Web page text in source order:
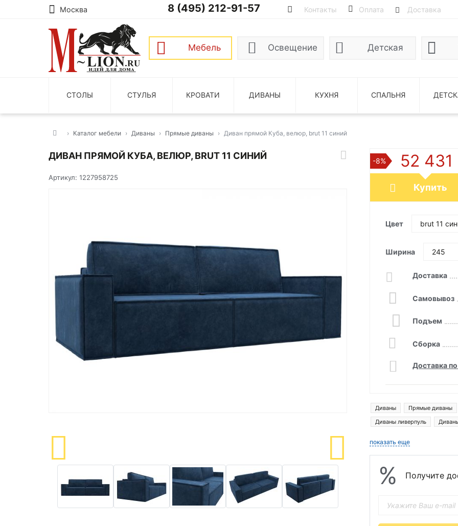
Москва 8 (495) 212-91-57 Контакты Оплата Доставка
Мебель Освещение Детская
СТОЛЫ СТУЛЬЯ КРОВАТИ ДИВАНЫ КУХНЯ СПАЛЬНЯ
Каталог мебели Диваны Прямые диваны Диван прямой Куба, велюр, brut 11 синий
ДИВАН ПРЯМОЙ КУБА, ВЕЛЮР, BRUT 11 СИНИЙ
Артикул: 1227958725
-8% 52 431
Купить
Цвет
Ширина
Доставка
Самовывоз
Подъем
Сборка
Доставка
Диваны Прямые диваны
Диваны ливерпуль
показать еще
% Получите